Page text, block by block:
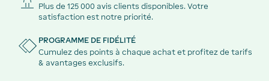
Plus de 125 000 avis clients disponibles. Votre
satisfaction est notre priorité.
PROGRAMME DE FIDÉLITÉ
Cumulez des points à chaque achat et profitez de tarifs
& avantages exclusifs.